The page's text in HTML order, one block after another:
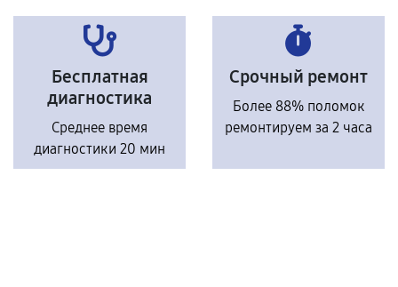
Бесплатная
диагностика
Среднее время
диагностики 20 мин
Срочный ремонт
Более 88% поломок
ремонтируем за 2 часа